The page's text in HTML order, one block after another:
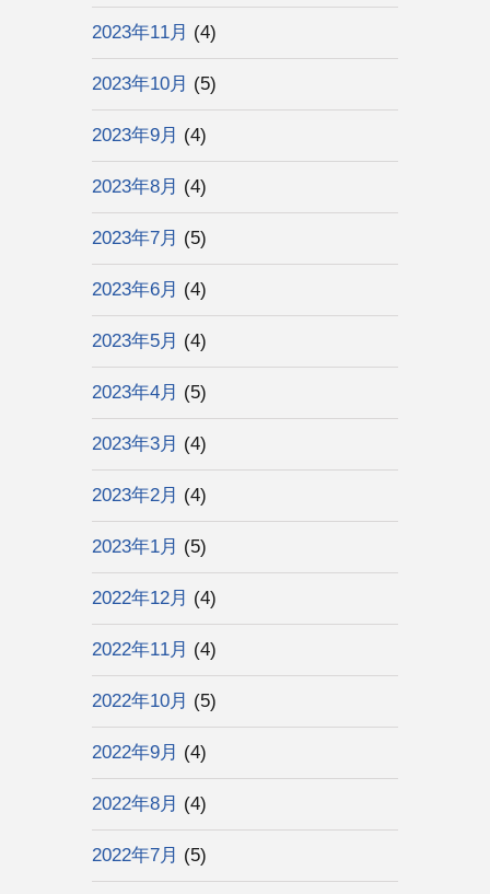
2023年11月 (4)
2023年10月 (5)
2023年9月 (4)
2023年8月 (4)
2023年7月 (5)
2023年6月 (4)
2023年5月 (4)
2023年4月 (5)
2023年3月 (4)
2023年2月 (4)
2023年1月 (5)
2022年12月 (4)
2022年11月 (4)
2022年10月 (5)
2022年9月 (4)
2022年8月 (4)
2022年7月 (5)